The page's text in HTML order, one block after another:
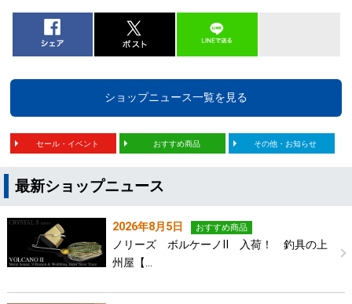
ショップニュース一覧を見る
セール・イベント おすすめ商品 その他・お知らせ
最新ショップニュース
2026年8月5日 おすすめ商品
ノリーズ ボルケーノⅡ 入荷！ 釣具の上
州屋【…